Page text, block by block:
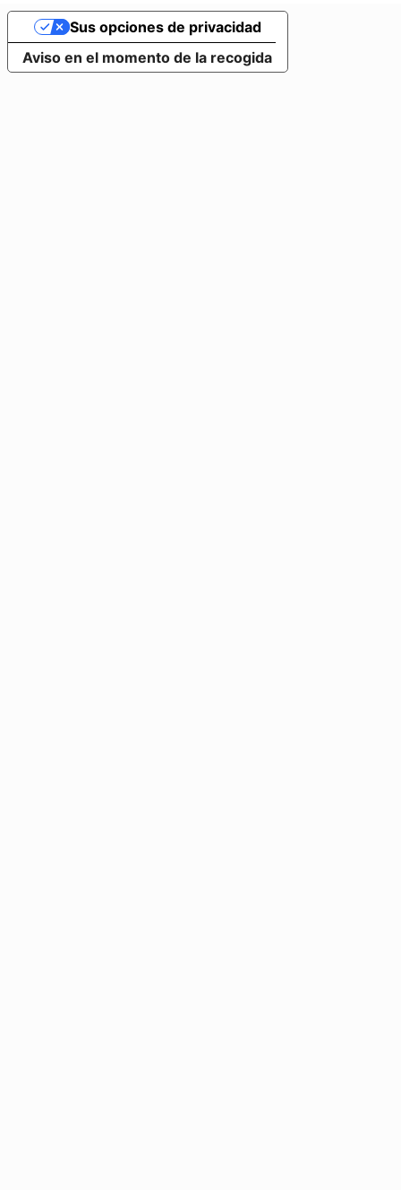
Aviso en el momento de la recogida
Sus opciones de privacidad